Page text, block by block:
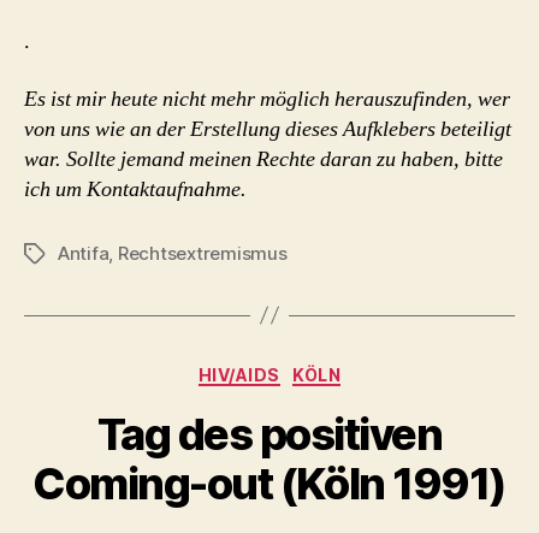
.
Es ist mir heute nicht mehr möglich herauszufinden, wer
von uns wie an der Erstellung dieses Aufklebers beteiligt
war. Sollte jemand meinen Rechte daran zu haben, bitte
ich um Kontaktaufnahme.
Schlagwörter
Antifa Rechtsextremismus
Kategorien
HIV/AIDS KÖLN
Tag des positiven
Coming-out (Köln 1991)